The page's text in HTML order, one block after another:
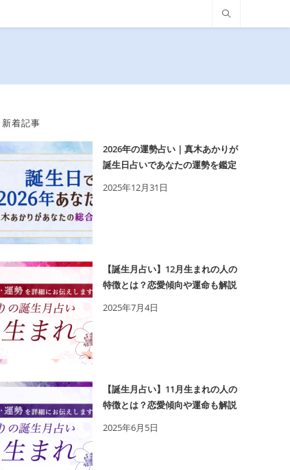
新着記事
2026年の運勢占い｜真木あかりが
誕生日占いであなたの運勢を鑑定
2025年12月31日
【誕生月占い】12月生まれの人の
特徴とは？恋愛傾向や運命も解説
2025年7月4日
【誕生月占い】11月生まれの人の
特徴とは？恋愛傾向や運命も解説
2025年6月5日